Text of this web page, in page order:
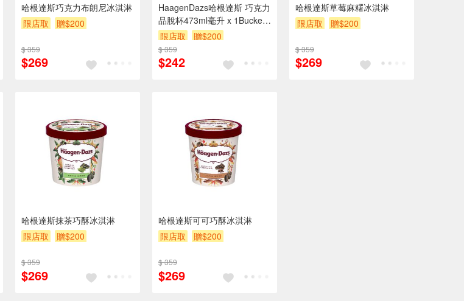
哈根達斯巧克力布朗尼冰淇淋
限店取
贈$200
$ 359
$269
HaagenDazs哈根達斯 巧克力
品脫杯473ml毫升 x 1Bucket
桶
限店取 贈$200
$ 359
$242
哈根達斯草莓麻糬冰淇淋
限店取
贈$200
$ 359
$269
哈根達斯抹茶巧酥冰淇淋
限店取
贈$200
$ 359
$269
哈根達斯可可巧酥冰淇淋
限店取
贈$200
$ 359
$269